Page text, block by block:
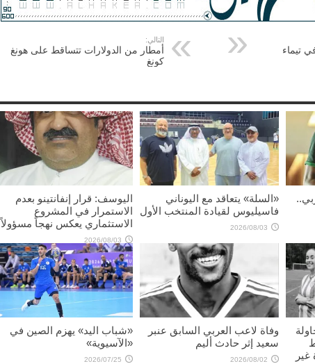
تيماء
التالي:
أمطار من الدولارات تتساقط على هونغ
كونغ
«السلة» يتعاقد مع اليوناني
فاسيليوس لقيادة المنتخب الأول
2026/08/03
اليوسف: قرار إنفانتينو بعدم
الاستمرار في المشروع
الاستثماري يعكس نهجاً مسؤولاً
2026/08/03
وفاة لاعب العربي السابق عنبر
سعيد إثر حادث أليم
2026/08/02
«شباب اليد» يهزم الصين في
«الآسيوية»
2026/07/25